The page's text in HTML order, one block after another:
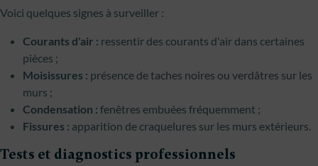
Voici quelques signes à surveiller :
Courants d'air : ressentir des courants d'air dans certaines
pièces ;
Moisissures : présence de taches noires ou verdâtres sur les
murs ;
Condensation : fenêtres embuées fréquemment ;
Fissures : apparition de craquelures sur les murs extérieurs.
Tests et diagnostics professionnels